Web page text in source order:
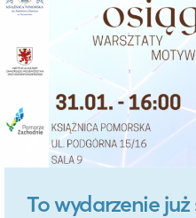
To wydarzenie już